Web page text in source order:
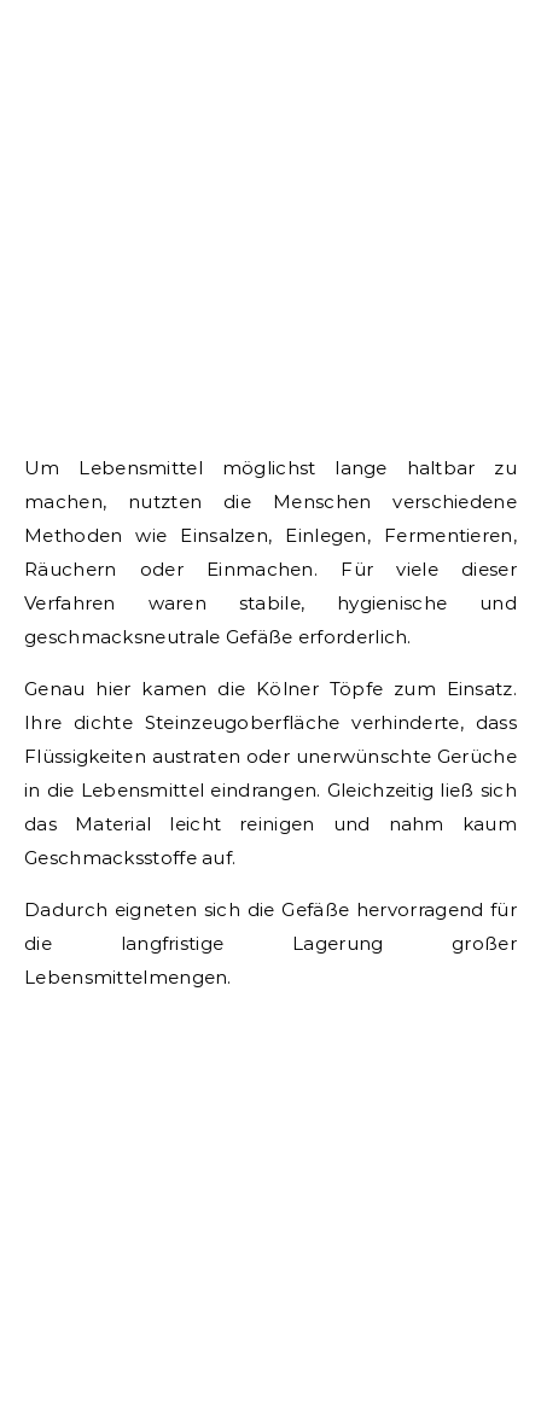
Um Lebensmittel möglichst lange haltbar zu
machen, nutzten die Menschen verschiedene
Methoden wie Einsalzen, Einlegen, Fermentieren,
Räuchern oder Einmachen. Für viele dieser
Verfahren waren stabile, hygienische und
geschmacksneutrale Gefäße erforderlich.
Genau hier kamen die Kölner Töpfe zum Einsatz.
Ihre dichte Steinzeugoberfläche verhinderte, dass
Flüssigkeiten austraten oder unerwünschte Gerüche
in die Lebensmittel eindrangen. Gleichzeitig ließ sich
das Material leicht reinigen und nahm kaum
Geschmacksstoffe auf.
Dadurch eigneten sich die Gefäße hervorragend für
die langfristige Lagerung großer
Lebensmittelmengen.